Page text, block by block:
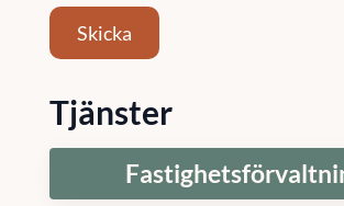
Skicka
Tjänster